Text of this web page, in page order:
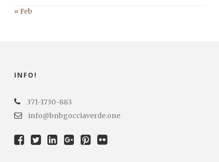
« Feb
INFO!
371-1730-883
info@bnbgocciaverde.one